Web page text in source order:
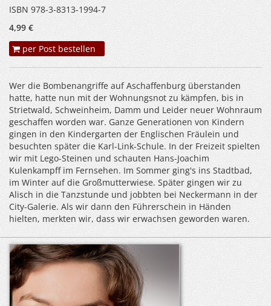
ISBN 978-3-8313-1994-7
4,99 €
per Post bestellen
Wer die Bombenangriffe auf Aschaffenburg überstanden
hatte, hatte nun mit der Wohnungsnot zu kämpfen, bis in
Strietwald, Schweinheim, Damm und Leider neuer Wohnraum
geschaffen worden war. Ganze Generationen von Kindern
gingen in den Kindergarten der Englischen Fräulein und
besuchten später die Karl-Link-Schule. In der Freizeit spielten
wir mit Lego-Steinen und schauten Hans-Joachim
Kulenkampff im Fernsehen. Im Sommer ging's ins Stadtbad,
im Winter auf die Großmutterwiese. Später gingen wir zu
Alisch in die Tanzstunde und jobbten bei Neckermann in der
City-Galerie. Als wir dann den Führerschein in Händen
hielten, merkten wir, dass wir erwachsen geworden waren.